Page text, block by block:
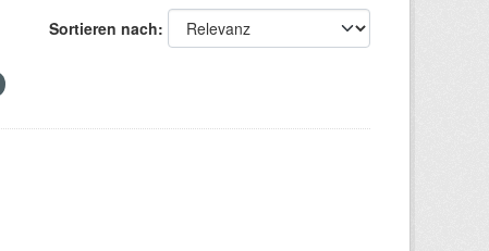
Sortieren nach